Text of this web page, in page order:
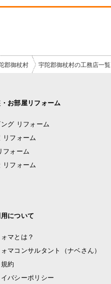
郡御杖村 宇陀郡御杖村の工務店一覧
お部屋リフォーム
グ リフォーム
リフォーム
フォーム
リフォーム
について
マとは？
マコンサルタント（ナベさん）
約
バシーポリシー